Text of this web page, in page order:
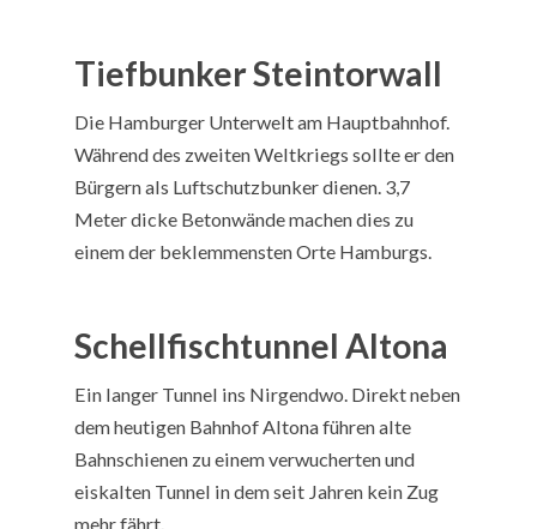
Tiefbunker Steintorwall
Die Hamburger Unterwelt am Hauptbahnhof.
Während des zweiten Weltkriegs sollte er den
Bürgern als Luftschutzbunker dienen. 3,7
Meter dicke Betonwände machen dies zu
einem der beklemmensten Orte Hamburgs.
Schellfischtunnel Altona
Ein langer Tunnel ins Nirgendwo. Direkt neben
dem heutigen Bahnhof Altona führen alte
Bahnschienen zu einem verwucherten und
eiskalten Tunnel in dem seit Jahren kein Zug
mehr fährt.